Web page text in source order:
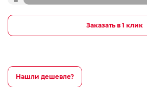
Заказать в 1 клик
Нашли дешевле?